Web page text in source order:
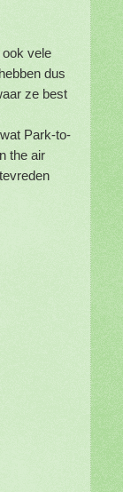
vele
dus
ze best
Park-to-
the air